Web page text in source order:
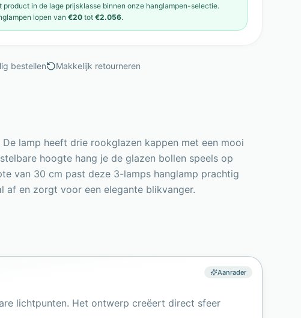
product in de lage prijsklasse binnen onze hanglampen-selectie.
lopen van €20 tot €2.056.
bestellen Makkelijk retourneren
lamp heeft drie rookglazen kappen met een mooi
hoogte hang je de glazen bollen speels op
van 30 cm past deze 3-lamps hanglamp prachtig
af en zorgt voor een elegante blikvanger.
Aanrader
lichtpunten. Het ontwerp creëert direct sfeer